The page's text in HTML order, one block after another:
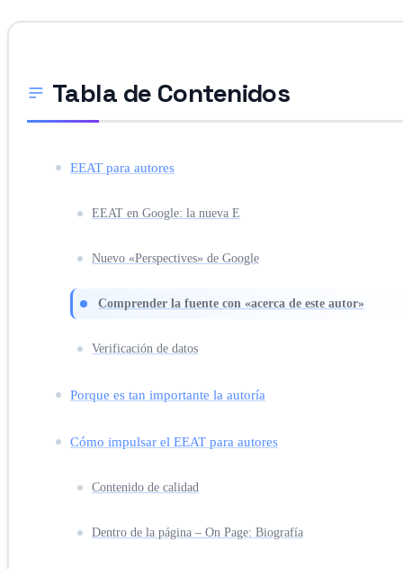
Tabla de Contenidos
EEAT para autores
EEAT en Google: la nueva E
Nuevo «Perspectives» de Google
Comprender la fuente con «acerca de este autor»
Verificación de datos
Porque es tan importante la autoría
Cómo impulsar el EEAT para autores
Contenido de calidad
Dentro de la página – On Page: Biografía